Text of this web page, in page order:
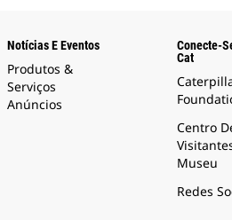
Notícias E Eventos
Produtos &
Serviços
Anúncios
Conecte-
Cat
Centro
Museu
Redes